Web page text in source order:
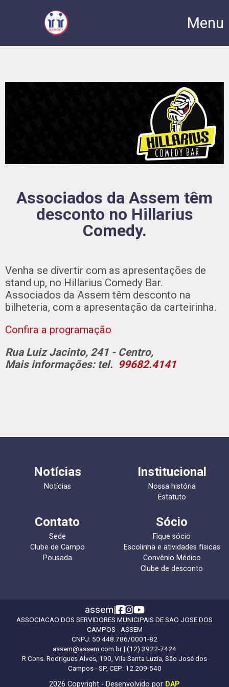
Menu
Associados da Assem têm
desconto no Hillarius
Comedy.
Venha se divertir com as apresentações de
stand up, no Hillarius Comedy Bar.
Associados da Assem têm desconto na
bilheteria, com a apresentação da carteirinha.
Confira a programação
Rua Luiz Jacinto, 241 - Centro,
Mais informações: tel. 99682.4141
Notícias
Notícias
Institucional
Nossa história
Estatuto
Contato
Sede
Clube de Campo
Pousada
Sócio
Fique sócio
Escolinha e atividades físicas
Convênio Médico
Clube de desconto
assem|
ASSOCIACAO DOS SERVIDORES MUNICIPAIS DE SAO JOSE DOS
CAMPOS - ASSEM
CNPJ: 50.448.786/0001-82
assem@assem.com.br| (12) 3922-7424
R Cons. Rodrigues Alves, 190, Vila Santa Luzia, São José dos
Campos - SP, CEP: 12.209-540
2026 Copyright - Desenvolvido por DAP